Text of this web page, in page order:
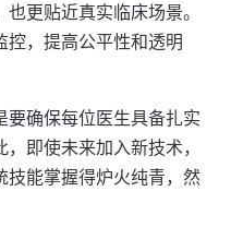
更贴近真实临床场景。
控，提高公平性和透明
要确保每位医生具备扎实
即使未来加入新技术，
技能掌握得炉火纯青，然